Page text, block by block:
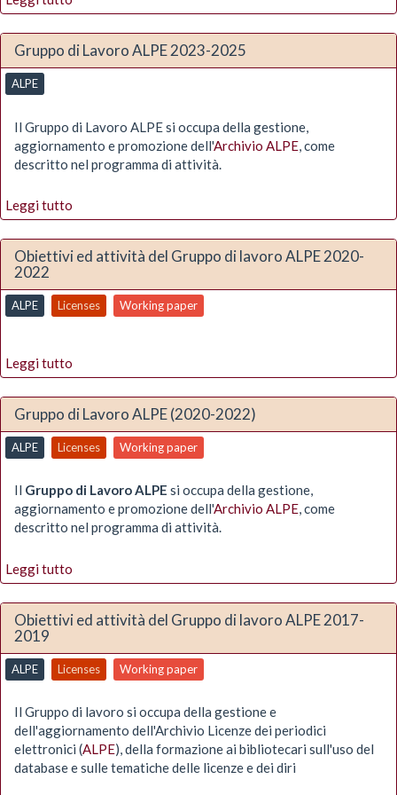
Gruppo di Lavoro ALPE 2023-2025
ALPE
Il Gruppo di Lavoro ALPE si occupa della gestione,
aggiornamento e promozione dell'Archivio ALPE, come
descritto nel programma di attività.
Leggi tutto
Obiettivi ed attività del Gruppo di lavoro ALPE 2020-
2022
ALPE Licenses Working paper
Leggi tutto
Gruppo di Lavoro ALPE (2020-2022)
ALPE Licenses Working paper
Il Gruppo di Lavoro ALPE si occupa della gestione,
aggiornamento e promozione dell'Archivio ALPE, come
descritto nel programma di attività.
Leggi tutto
Obiettivi ed attività del Gruppo di lavoro ALPE 2017-
2019
ALPE Licenses Working paper
Il Gruppo di lavoro si occupa della gestione e
dell'aggiornamento dell'Archivio Licenze dei periodici
elettronici (ALPE), della formazione ai bibliotecari sull'uso del
database e sulle tematiche delle licenze e dei diri